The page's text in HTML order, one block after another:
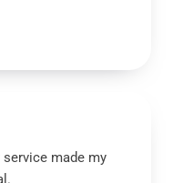
made my